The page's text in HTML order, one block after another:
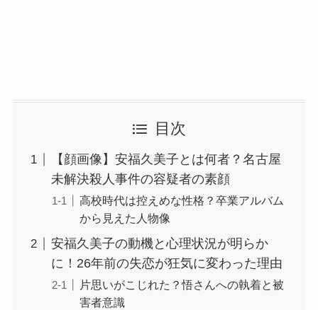
目次
【顔画像】安福久美子とは何者？名古屋
未解決殺人事件の容疑者の素顔
高校時代は控えめな性格？卒業アルバム
から見えた人物像
安福久美子の動機と心理状況が明らか
に！26年前の失恋が狂気に変わった理由
片思いがこじれた？悟さんへの執着と被
害者意識